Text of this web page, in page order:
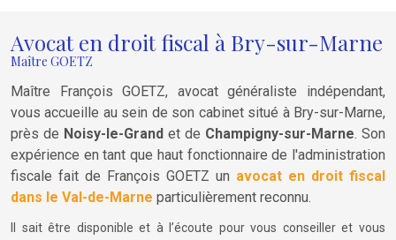
Avocat en droit fiscal à Bry-sur-Marne
Maître GOETZ
Maître François GOETZ, avocat généraliste indépendant,
vous accueille au sein de son cabinet situé à Bry-sur-Marne,
près de Noisy-le-Grand et de Champigny-sur-Marne. Son
expérience en tant que haut fonctionnaire de l'administration
fiscale fait de François GOETZ un avocat en droit fiscal
dans le Val-de-Marne particulièrement reconnu.
Il sait être disponible et à l’écoute pour vous conseiller et vous